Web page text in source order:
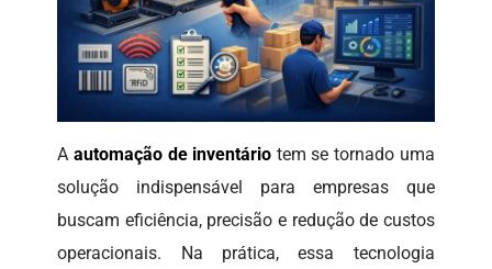
Aautomação de inventário tem se tornado uma
solução indispensável para empresas que
buscam eficiência, precisão e redução de custos
operacionais. Na prática, essa tecnologia